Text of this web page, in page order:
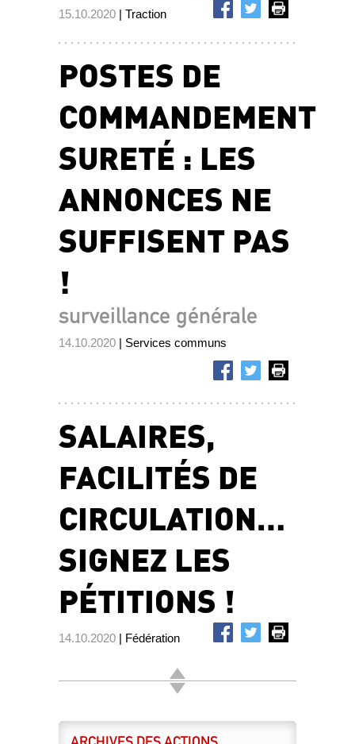
15.10.2020 | Traction
POSTES DE
COMMANDEMENT
SURETÉ : LES
ANNONCES NE
SUFFISENT PAS
!
surveillance générale
14.10.2020 | Services communs
SALAIRES,
FACILITÉS DE
CIRCULATION…
SIGNEZ LES
PÉTITIONS !
14.10.2020 | Fédération